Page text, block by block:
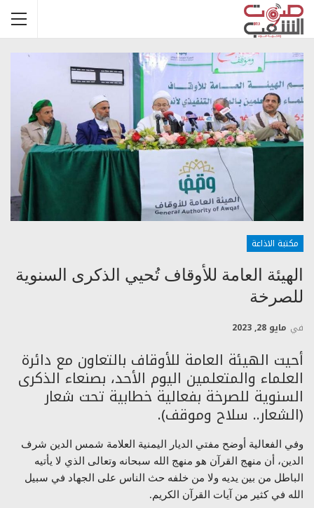
مكتبة الاذاعة
الهيئة العامة للأوقاف تُحيي الذكرى السنوية
للصرخة
في مايو 28, 2023
أحيت الهيئة العامة للأوقاف بالتعاون مع دائرة
العلماء والمتعلمين اليوم الأحد، بصنعاء الذكرى
السنوية للصرخة بفعالية خطابية تحت شعار
(الشعار.. سلاح وموقف).
وفي الفعالية أوضح مفتي الديار اليمنية العلامة شمس الدين شرف
الدين، أن منهج القرآن هو منهج الله سبحانه وتعالى الذي لا يأتيه
الباطل من بين يديه ولا من خلفه حث الناس على الجهاد في سبيل
الله في كثير من آيات القرآن الكريم.